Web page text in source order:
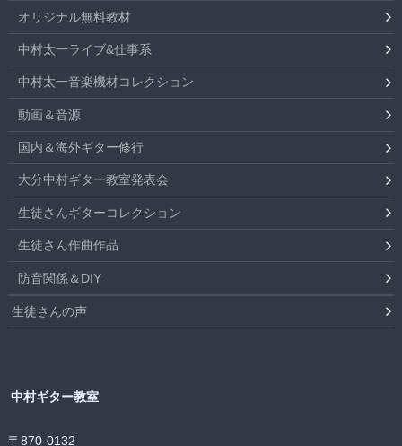
オリジナル無料教材
中村太一ライブ&仕事系
中村太一音楽機材コレクション
動画＆音源
国内＆海外ギター修行
大分中村ギター教室発表会
生徒さんギターコレクション
生徒さん作曲作品
防音関係＆DIY
生徒さんの声
中村ギター教室
〒870-0132